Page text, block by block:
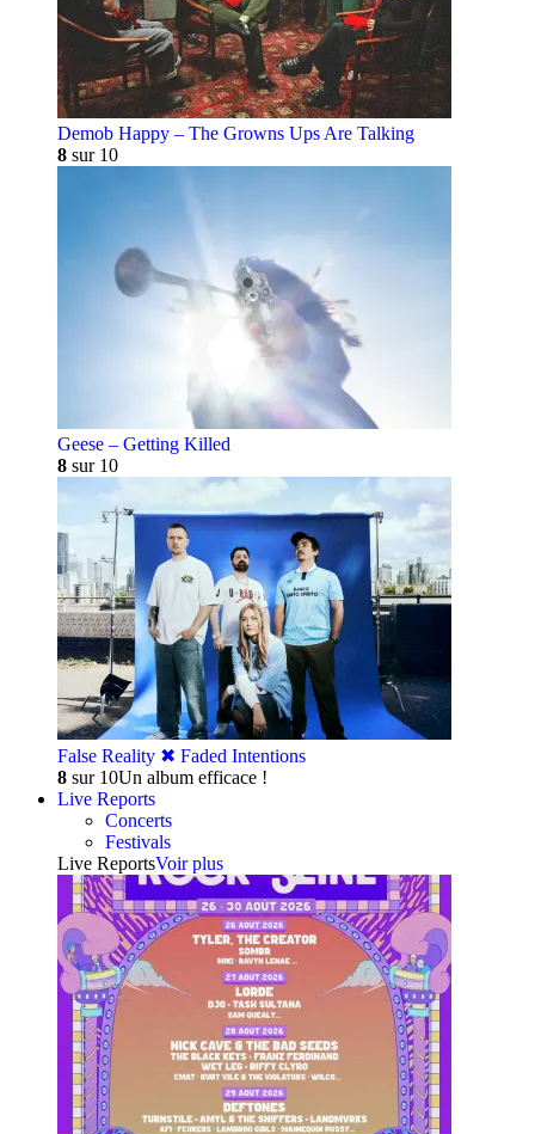
Demob Happy – The Growns Ups Are Talking
8 sur 10
Geese – Getting Killed
8 sur 10
False Reality ✖︎ Faded Intentions
8 sur 10Un album efficace !
Live Reports
Concerts
Festivals
Live ReportsVoir plus